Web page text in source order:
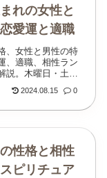
れの女性と
愛運と適職
、女性と男性の特
、適職、相性ラン
説。木曜日・土曜
開運のコツも紹介
2024.08.15 0
性格と相性
ピリチュア